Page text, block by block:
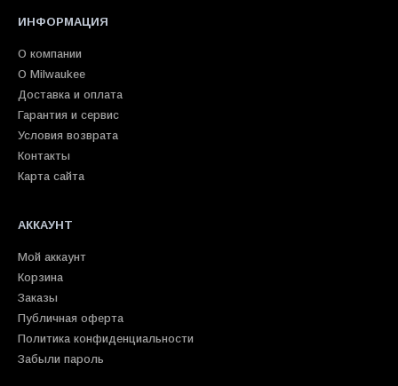
ИНФОРМАЦИЯ
О компании
О Milwaukee
Доставка и оплата
Гарантия и сервис
Условия возврата
Контакты
Карта сайта
АККАУНТ
Мой аккаунт
Корзина
Заказы
Публичная оферта
Политика конфиденциальности
Забыли пароль